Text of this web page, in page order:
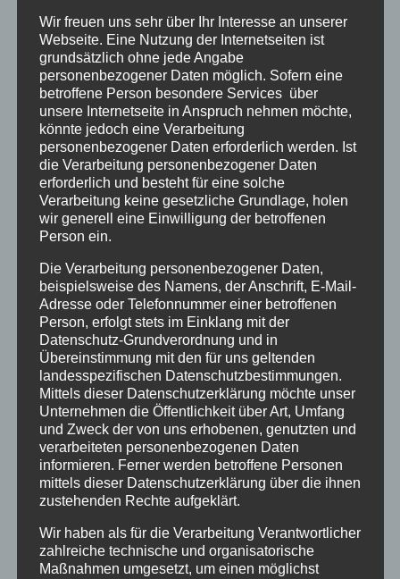
nicht mehr, auf jeden von euch proaktiv selbst
zuzugehen, deshalb hier die folgenden
Möglichkeiten:
Auf derÜberblickskartenachschauen,
ob eurer Heim schon Ansprechpartner hat,
wenn nicht, meldet euch bei
vorstandsmitglied-fuer-
vernetzung@verschickungsheime.de, und
werdet vielleicht selbst Ansprechpartner
eures eigenen Heimes, so findet ihr am
schnellsten andere aus eurem Heim.
Mit der Bundeskoordination Kontakt
aufnehmen,um gezielt einem anderen
Betroffenen bei ZEUGNIS ABLEGEN einen
Brief per Mail zu schicken, der nicht
öffentlich sichtbar sein soll, unter: Buko-
orga-st@verschickungsheime.de
InsForumgehen, dort auch euren Bericht
reinstellen und dort mit anderen selbst
Kontakt aufnehmen
Beachtet auch diese PETITION. Wenn sie euch
Wir freuen uns sehr über Ihr Interesse an unserer
Webseite. Eine Nutzung der Internetseiten ist
grundsätzlich ohne jede Angabe
personenbezogener Daten möglich. Sofern eine
betroffene Person besondere Services über
unsere Internetseite in Anspruch nehmen möchte,
könnte jedoch eine Verarbeitung
personenbezogener Daten erforderlich werden. Ist
die Verarbeitung personenbezogener Daten
erforderlich und besteht für eine solche
Verarbeitung keine gesetzliche Grundlage, holen
wir generell eine Einwilligung der betroffenen
Person ein.
Die Verarbeitung personenbezogener Daten,
beispielsweise des Namens, der Anschrift, E-Mail-
Adresse oder Telefonnummer einer betroffenen
Person, erfolgt stets im Einklang mit der
Datenschutz-Grundverordnung und in
Übereinstimmung mit den für uns geltenden
landesspezifischen Datenschutzbestimmungen.
Mittels dieser Datenschutzerklärung möchte unser
Unternehmen die Öffentlichkeit über Art, Umfang
und Zweck der von uns erhobenen, genutzten und
verarbeiteten personenbezogenen Daten
informieren. Ferner werden betroffene Personen
mittels dieser Datenschutzerklärung über die ihnen
zustehenden Rechte aufgeklärt.
Wir haben als für die Verarbeitung Verantwortlicher
zahlreiche technische und organisatorische
Maßnahmen umgesetzt, um einen möglichst